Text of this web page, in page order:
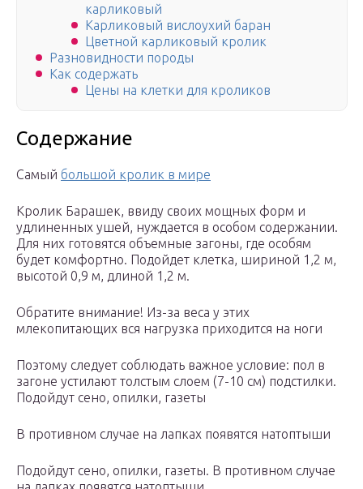
карликовый
Карликовый вислоухий баран
Цветной карликовый кролик
Разновидности породы
Как содержать
Цены на клетки для кроликов
Содержание
Самый большой кролик в мире
Кролик Барашек, ввиду своих мощных форм и
удлиненных ушей, нуждается в особом содержании.
Для них готовятся объемные загоны, где особям
будет комфортно. Подойдет клетка, шириной 1,2 м,
высотой 0,9 м, длиной 1,2 м.
Обратите внимание! Из-за веса у этих
млекопитающих вся нагрузка приходится на ноги
Поэтому следует соблюдать важное условие: пол в
загоне устилают толстым слоем (7-10 см) подстилки.
Подойдут сено, опилки, газеты
В противном случае на лапках появятся натоптыши
Подойдут сено, опилки, газеты. В противном случае